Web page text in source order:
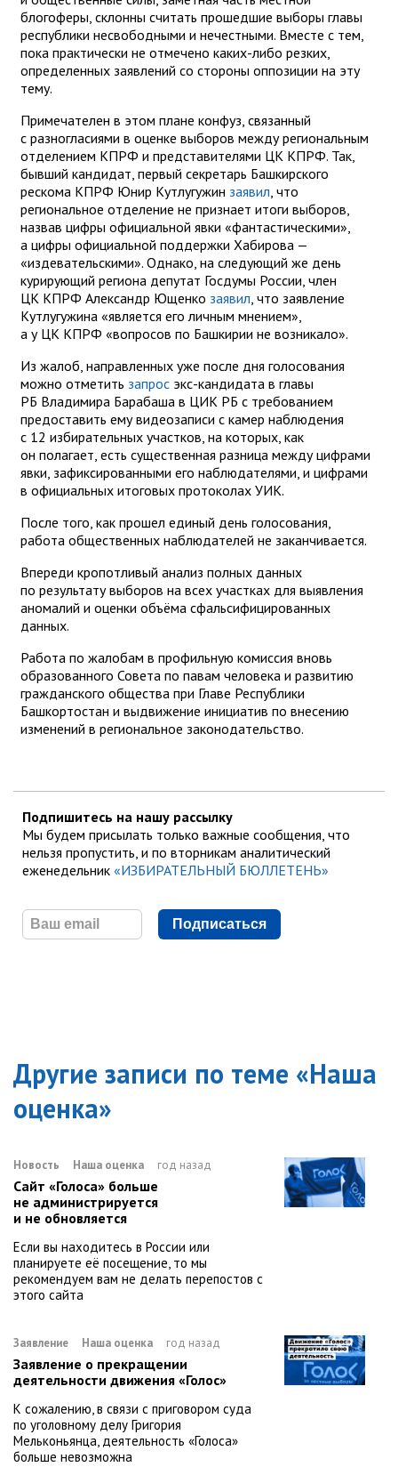
блогоферы, склонны считать прошедшие выборы главы
республики несвободными и нечестными. Вместе с тем,
пока практически не отмечено каких-либо резких,
определенных заявлений со стороны оппозиции на эту
тему.
Примечателен в этом плане конфуз, связанный
с разногласиями в оценке выборов между региональным
отделением КПРФ и представителями ЦК КПРФ. Так,
бывший кандидат, первый секретарь Башкирского
рескома КПРФ Юнир Кутлугужин заявил, что
региональное отделение не признает итоги выборов,
назвав цифры официальной явки «фантастическими»,
а цифры официальной поддержки Хабирова —
«издевательскими». Однако, на следующий же день
курирующий региона депутат Госдумы России, член
ЦК КПРФ Александр Ющенко заявил, что заявление
Кутлугужина «является его личным мнением»,
а у ЦК КПРФ «вопросов по Башкирии не возникало».
Из жалоб, направленных уже после дня голосования
можно отметить запрос экс-кандидата в главы
РБ Владимира Барабаша в ЦИК РБ с требованием
предоставить ему видеозаписи с камер наблюдения
с 12 избирательных участков, на которых, как
он полагает, есть существенная разница между цифрами
явки, зафиксированными его наблюдателями, и цифрами
в официальных итоговых протоколах УИК.
После того, как прошел единый день голосования,
работа общественных наблюдателей не заканчивается.
Впереди кропотливый анализ полных данных
по результату выборов на всех участках для выявления
аномалий и оценки объёма сфальсифицированных
данных.
Работа по жалобам в профильную комиссия вновь
образованного Совета по павам человека и развитию
гражданского общества при Главе Республики
Башкортостан и выдвижение инициатив по внесению
изменений в региональное законодательство.
Подпишитесь на нашу рассылку
Мы будем присылать только важные сообщения, что
нельзя пропустить, и по вторникам аналитический
еженедельник «ИЗБИРАТЕЛЬНЫЙ БЮЛЛЕТЕНЬ»
Подписаться
Другие записи по теме «Наша
оценка»
Новость Наша оценка год назад
Сайт «Голоса» больше
не администрируется
и не обновляется
Если вы находитесь в России или
планируете её посещение, то мы
рекомендуем вам не делать перепостов с
этого сайта
Заявление Наша оценка год назад
Заявление о прекращении
деятельности движения «Голос»
К сожалению, в связи с приговором суда
по уголовному делу Григория
Мельконьянца, деятельность «Голоса»
больше невозможна